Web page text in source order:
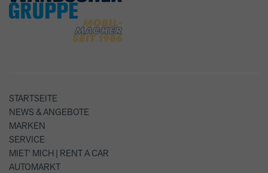
STARTSEITE
NEWS & ANGEBOTE
MARKEN
SERVICE
MIET' MICH | RENT A CAR
AUTOMARKT